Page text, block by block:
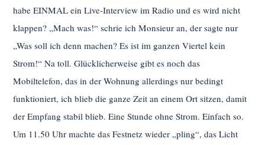
habe EINMAL ein Live-Interview im Radio und es wird nicht
klappen? „Mach was!“ schrie ich Monsieur an, der sagte nur
„Was soll ich denn machen? Es ist im ganzen Viertel kein
Strom!“ Na toll. Glücklicherweise gibt es noch das
Mobiltelefon, das in der Wohnung allerdings nur bedingt
funktioniert, ich blieb die ganze Zeit an einem Ort sitzen, damit
der Empfang stabil blieb. Eine Stunde ohne Strom. Einfach so.
Um 11.50 Uhr machte das Festnetz wieder „pling“, das Licht